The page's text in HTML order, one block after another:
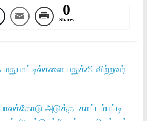
0
Shares
பதுக்கி விற்றவர்
பாலக்கோடு அடுத்த காட்டம்பட்டி